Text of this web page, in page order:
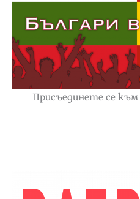
Присъединете се към